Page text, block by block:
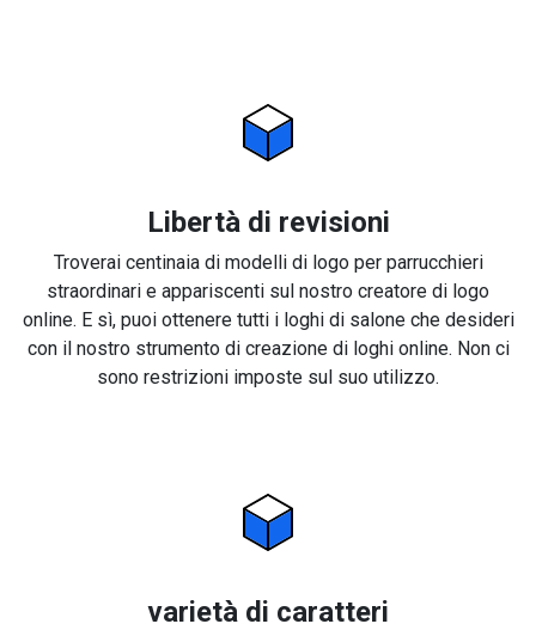
Libertà di revisioni
Troverai centinaia di modelli di logo per parrucchieri
straordinari e appariscenti sul nostro creatore di logo
online. E sì, puoi ottenere tutti i loghi di salone che desideri
con il nostro strumento di creazione di loghi online. Non ci
sono restrizioni imposte sul suo utilizzo.
varietà di caratteri